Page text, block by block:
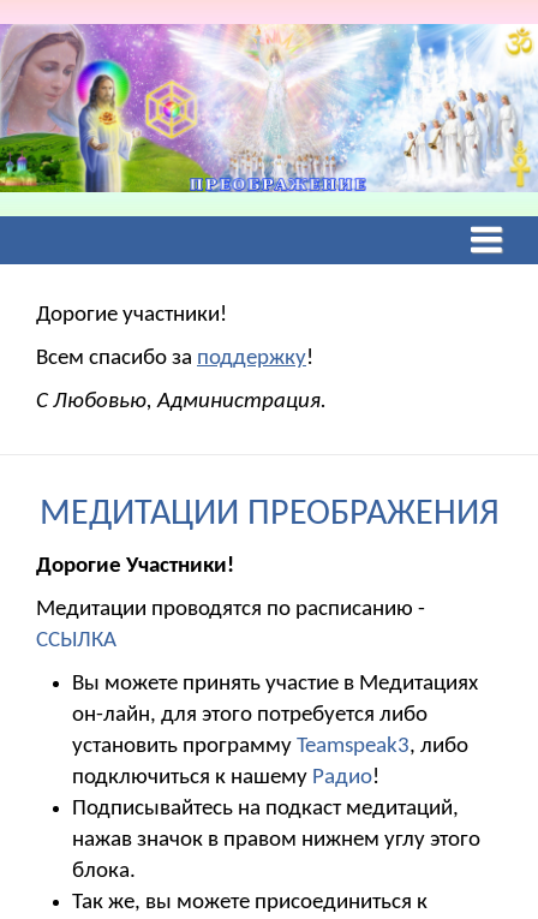
Дорогие участники!
Всем спасибо за поддержку!
С Любовью, Администрация.
МЕДИТАЦИИ ПРЕОБРАЖЕНИЯ
Дорогие Участники!
Медитации проводятся по расписанию -
ССЫЛКА
Вы можете принять участие в Медитациях
он-лайн, для этого потребуется либо
установить программу Teamspeak3, либо
подключиться к нашему Радио!
Подписывайтесь на подкаст медитаций,
нажав значок в правом нижнем углу этого
блока.
Так же, вы можете присоединиться к